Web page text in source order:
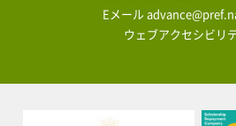
Eメール
ウェブアクセシビリ